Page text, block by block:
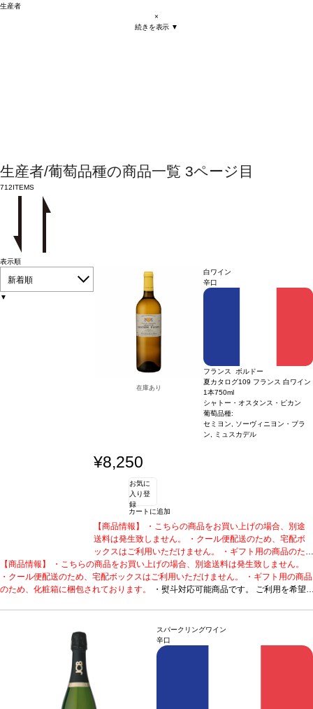
生産者
×
続きを表示 ▼
生産者/葡萄品種の商品一覧 3ページ目
712ITEMS
表示順
新着順
▼
在庫あり
白ワイン
辛口
フランス ボルドー
夏カタログ109 フランス 白ワイン
1本750ml
シャトー・オスタンス・ピカン
葡萄品種:
セミヨン, ソーヴィニヨン・ブラ
ン, ミュスカデル
¥8,250
お気に
入り登
録
カートに追加
【商品情報】 ・こちらの商品をお買い上げの場合、別途
送料は発生致しません。 ・クール便配送のため、宅配ボ
ックスはご利用いただけません。 ・ギフト用の商品のた
め、化粧箱に梱包されております。 ・熨斗対応可能商品
です。 ご利用を希望される場合、ご注文時コメント欄に
熨斗をご希望の旨と「結び・上部表書き内容・下部のお名
熨斗をご希望の場合、作成作業のため最短日出荷はお承り
致しかねます。 必ず最短日から+1日後より配送指定日を
ご選択ください。 もし最短日を選択された場合は、指定
ェ・デ・ドゥモワゼル (2018)
【商品情報】 ・こちらの商品をお買い上げの場合、別途送料は発生致しません。
・クール便配送のため、宅配ボックスはご利用いただけません。 ・ギフト用の商品
のため、化粧箱に梱包されております。
・熨斗対応可能商品です。 ご利用を希望
のうえ「無地熨斗」とご記載ください。 ※熨斗をご希望の場合、作成作業のため最
短日出荷はお承り致しかねます。 必ず最短日から+1日後より配送指定日をご選択
ください。 もし最短日を選択された場合は、指定日翌日の配送となります。ご了承
ください。 ・下記ワインが1本含まれています。
シャトー・オスタンス・ピカン キュヴェ・デ・ドゥモワゼル (201
ジェームス・サックリング 92ポイント、ワイン・アドヴォケイト 90-
92ポイント、ヴィノス 90ポイント、ウィメンズ・ワイン&スピリッツ・アワー
スパークリングワイン
辛口